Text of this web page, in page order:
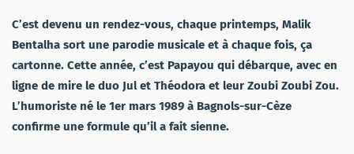
C’est devenu un rendez-vous, chaque printemps, Malik
Bentalha sort une parodie musicale et à chaque fois, ça
cartonne. Cette année, c’est Papayou qui débarque, avec en
ligne de mire le duo Jul et Théodora et leur Zoubi Zoubi Zou.
L’humoriste né le 1er mars 1989 à Bagnols-sur-Cèze
confirme une formule qu’il a fait sienne.